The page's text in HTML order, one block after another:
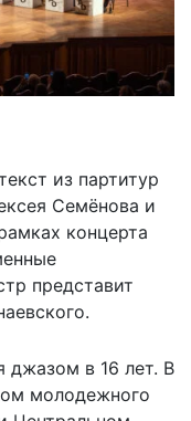
из партитур
Семёнова и
концерта
представит
джазом в 16 лет. В
молодежного